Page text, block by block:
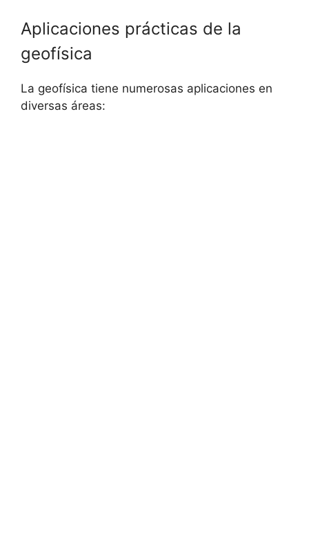
Aplicaciones prácticas de la
geofísica
La geofísica tiene numerosas aplicaciones en
diversas áreas: